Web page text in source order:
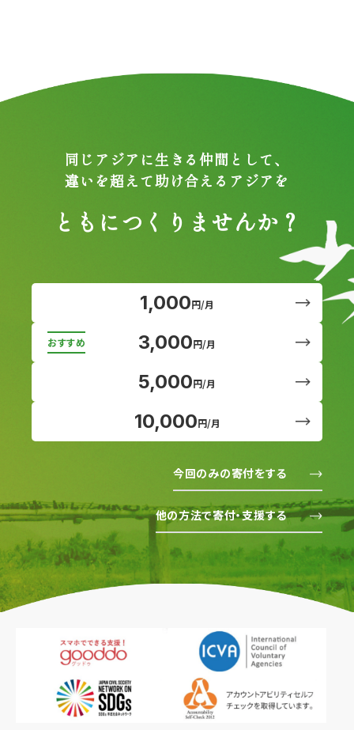
同じアジアに生きる仲間として、
違いを超えて助け合えるアジアを
ともにつくりませんか？
1,000円/月
3,000円/月
5,000円/月
10,000円/月
今回のみの寄付をする
他の方法で寄付・支援する